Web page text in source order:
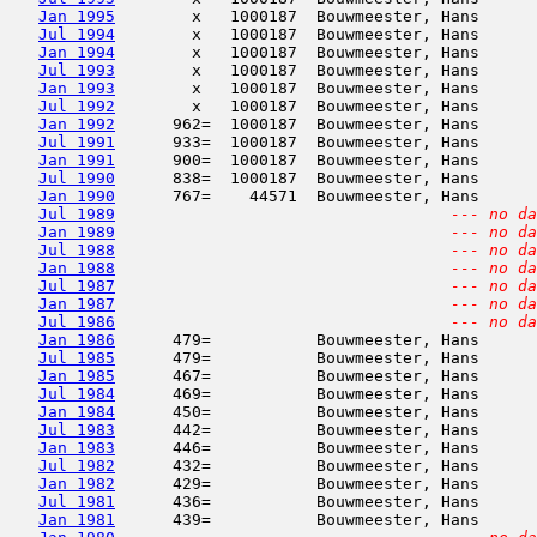
Jan 1995
x   1000187  Bouwmeester, Hans
Jul 1994
x   1000187  Bouwmeester, Hans
Jan 1994
x   1000187  Bouwmeester, Hans
Jul 1993
x   1000187  Bouwmeester, Hans
Jan 1993
x   1000187  Bouwmeester, Hans
Jul 1992
x   1000187  Bouwmeester, Hans
Jan 1992
962=  1000187  Bouwmeester,
Jul 1991
933=  1000187  Bouwmeester,
Jan 1991
900=  1000187  Bouwmeester,
Jul 1990
838=  1000187  Bouwmeester,
Jan 1990
767=    44571  Bouwmeester,
Jul 1989
--- no
Jan 1989
--- no
Jul 1988
--- no
Jan 1988
--- no
Jul 1987
--- no
Jan 1987
--- no
Jul 1986
--- no
Jan 1986
479=           Bouwmeester,
Jul 1985
479=           Bouwmeester,
Jan 1985
467=
Jul 1984
469=
Jan 1984
450=
Jul 1983
442=
Jan 1983
446=
Jul 1982
432=
Jan 1982
429=
Jul 1981
436=
Jan 1981
439=           Bouwmeester, Hans